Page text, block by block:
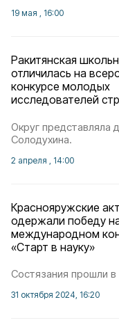
19 мая , 16:00
Ракитянская
отличилась на
конкурсе молодых
исследователей
Округ представляла
Солодухина.
2 апреля , 14:00
Краснояружские
одержали победу
международном
«Старт в науку»
Состязания прошли
31 октября 2024, 16:20